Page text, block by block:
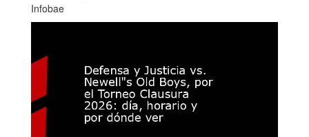
Infobae